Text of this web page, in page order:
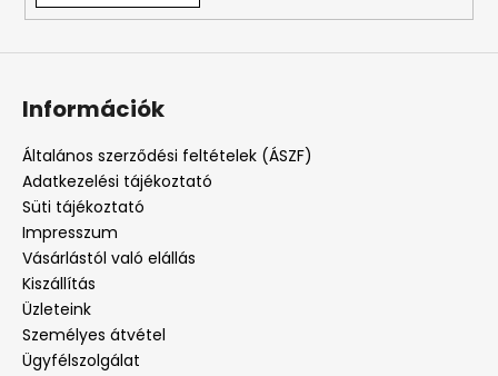
Információk
Általános szerződési feltételek (ÁSZF)
Adatkezelési tájékoztató
Süti tájékoztató
Impresszum
Vásárlástól való elállás
Kiszállítás
Üzleteink
Személyes átvétel
Ügyfélszolgálat